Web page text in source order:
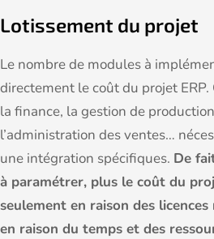
Lotissement du projet
Le nombre de modules à
directement le coût du projet
la finance, la gestion de
l’administration des ventes…
une intégration spécifiques. De
à paramétrer, plus le coût du
seulement en raison des licences
en raison du temps et des